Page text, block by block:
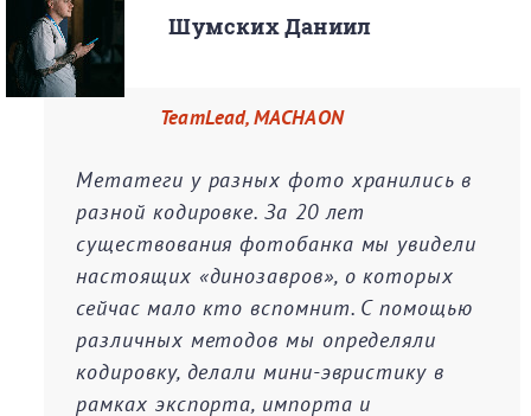
Шумских Даниил
TeamLead, MACHAON
Метатеги у разных фото хранились в
разной кодировке. За 20 лет
существования фотобанка мы увидели
настоящих «динозавров», о которых
сейчас мало кто вспомнит. C помощью
различных методов мы определяли
кодировку, делали мини-эвристику в
рамках экспорта, импорта и